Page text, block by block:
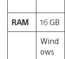
RAM
16 GB
Wind
ows